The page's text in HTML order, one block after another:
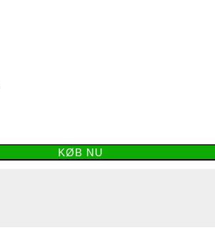
KØB NU